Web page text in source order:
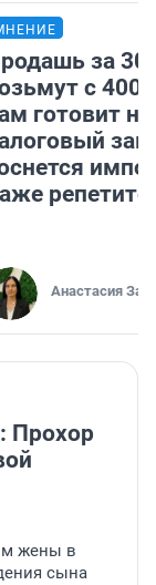
за
с
готовит
Анастасия
Прохор
жены в
сына